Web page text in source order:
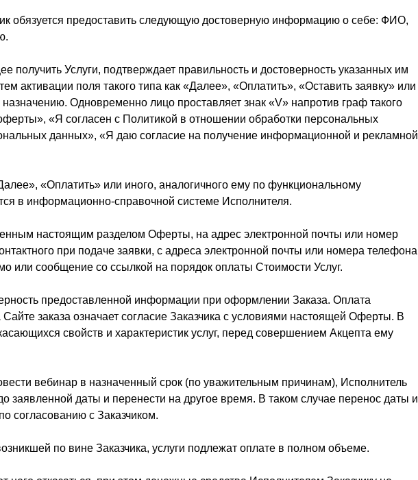
обязуется предоставить следующую достоверную информацию о себе: ФИО,
получить Услуги, подтверждает правильность и достоверность указанных им
активации поля такого типа как «Далее», «Оплатить», «Оставить заявку» или
Одновременно лицо проставляет знак «V» напротив граф такого
«Я согласен с Политикой в отношении обработки персональных
данных», «Я даю согласие на получение информационной и рекламной
«Оплатить» или иного, аналогичного ему по функциональному
в информационно-справочной системе Исполнителя.
настоящим разделом Оферты, на адрес электронной почты или номер
при подаче заявки, с адреса электронной почты или номера телефона
или сообщение со ссылкой на порядок оплаты Стоимости Услуг.
предоставленной информации при оформлении Заказа. Оплата
заказа означает согласие Заказчика с условиями настоящей Оферты. В
свойств и характеристик услуг, перед совершением Акцепта ему
вебинар в назначенный срок (по уважительным причинам), Исполнитель
заявленной даты и перенести на другое время. В таком случае перенос даты и
согласованию с Заказчиком.
по вине Заказчика, услуги подлежат оплате в полном объеме.